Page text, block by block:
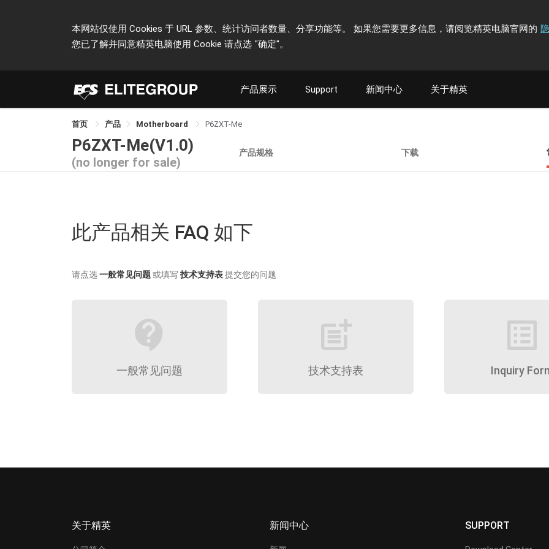
本网站仅使用 Cookies 于 URL 参数、统计访问者数量、分享功能等。 如果您需要更多信息，请阅览精英电脑官网的
您已了解并同意精英电脑使用 Cookie 请点选 "确定"。
产品展示 Support 新闻中心 关于精英
首页 产品 Motherboard P6ZXT-Me
P6ZXT-Me(V1.0)
(no longer for sale)
产品规格 下载
此产品相关 FAQ 如下
请点选一般常见问题或填写 技术支持表提交您的问题
contact_support
一般常见问题
post_add
技术支持表
list_alt
Inquiry
关于精英 新闻中心 SUPPORT